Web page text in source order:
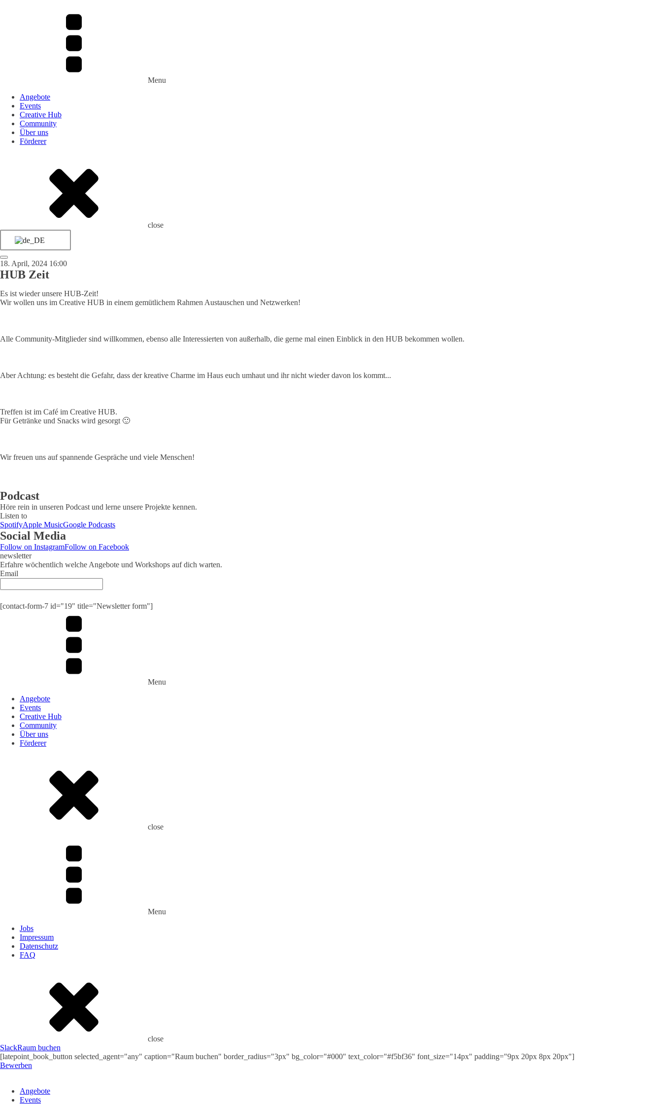
Menu
Angebote
Events
Creative Hub
Community
Über uns
Förderer
close
18. April, 2024 16:00
HUB Zeit
Es ist wieder unsere HUB-Zeit!
Wir wollen uns im Creative HUB in einem gemütlichem Rahmen Austauschen und Netzwerken!
Alle Community-Mitglieder sind willkommen, ebenso alle Interessierten von außerhalb, die gerne mal einen Einblick in den HUB bekommen wollen.
Aber Achtung: es besteht die Gefahr, dass der kreative Charme im Haus euch umhaut und ihr nicht wieder davon los kommt...
Treffen ist im Café im Creative HUB.
Für Getränke und Snacks wird gesorgt 🙂
Wir freuen uns auf spannende Gespräche und viele Menschen!
Podcast
Höre rein in unseren Podcast und lerne unsere Projekte kennen.
Listen to
SpotifyApple MusicGoogle Podcasts
Social Media
Follow on InstagramFollow on Facebook
newsletter
Erfahre wöchentlich welche Angebote und Workshops auf dich warten.
Email
[contact-form-7 id="19" title="Newsletter form"]
Menu
Angebote
Events
Creative Hub
Community
Über uns
Förderer
close
Menu
Jobs
Impressum
Datenschutz
FAQ
close
SlackRaum buchen
[latepoint_book_button selected_agent="any" caption="Raum buchen" border_radius="3px" bg_color="#000" text_color="#f5bf36" font_size="14px" padding="9px 20px 8px 20px"]
Bewerben
Angebote
Events